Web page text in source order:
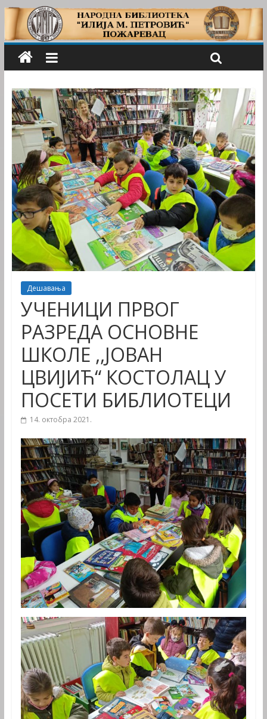
Дешавања
УЧЕНИЦИ ПРВОГ
РАЗРЕДА ОСНОВНЕ
ШКОЛЕ ,,ЈОВАН
ЦВИЈИЋ“ КОСТОЛАЦ У
ПОСЕТИ БИБЛИОТЕЦИ
14. октобра 2021.